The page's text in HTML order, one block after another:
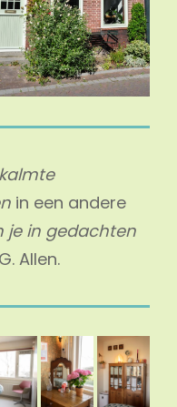
in een andere
je in gedachten
Allen.